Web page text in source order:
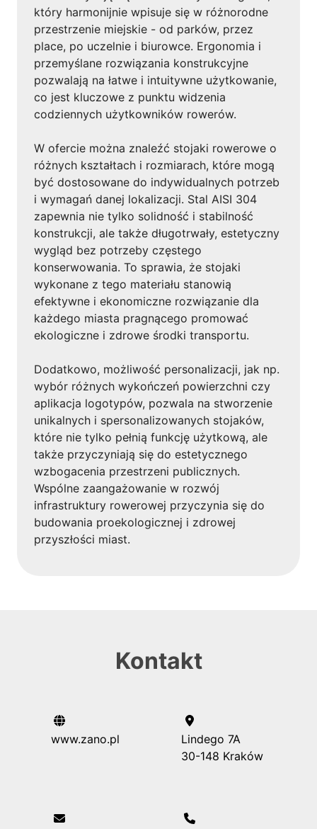
który harmonijnie wpisuje się w różnorodne
przestrzenie miejskie - od parków, przez
place, po uczelnie i biurowce. Ergonomia i
przemyślane rozwiązania konstrukcyjne
pozwalają na łatwe i intuitywne użytkowanie,
co jest kluczowe z punktu widzenia
codziennych użytkowników rowerów.
W ofercie można znaleźć stojaki rowerowe o
różnych kształtach i rozmiarach, które mogą
być dostosowane do indywidualnych potrzeb
i wymagań danej lokalizacji. Stal AISI 304
zapewnia nie tylko solidność i stabilność
konstrukcji, ale także długotrwały, estetyczny
wygląd bez potrzeby częstego
konserwowania. To sprawia, że stojaki
wykonane z tego materiału stanowią
efektywne i ekonomiczne rozwiązanie dla
każdego miasta pragnącego promować
ekologiczne i zdrowe środki transportu.
Dodatkowo, możliwość personalizacji, jak np.
wybór różnych wykończeń powierzchni czy
aplikacja logotypów, pozwala na stworzenie
unikalnych i spersonalizowanych stojaków,
które nie tylko pełnią funkcję użytkową, ale
także przyczyniają się do estetycznego
wzbogacenia przestrzeni publicznych.
Wspólne zaangażowanie w rozwój
infrastruktury rowerowej przyczynia się do
budowania proekologicznej i zdrowej
przyszłości miast.
Kontakt
www.zano.pl
Lindego 7A
30-148 Kraków